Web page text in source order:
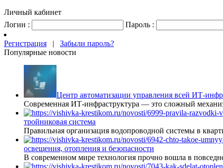
Личный кабинет
Логин :
Пароль :
Регистрация | Забыли пароль?
Популярные новости
Центр автоматизации управления всей ИТ-
Современная ИТ-инфраструктура — это сложный
тройниковая система
Правильная организация водопроводной системы в
освещения, отопления и безопасности
В современном мире технология прочно вошла в